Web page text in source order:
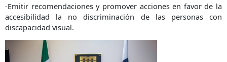
-Emitir recomendaciones y promover acciones en favor de la
accesibilidad la no discriminación de las personas con
discapacidad visual.